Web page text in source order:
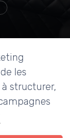
les
structurer,